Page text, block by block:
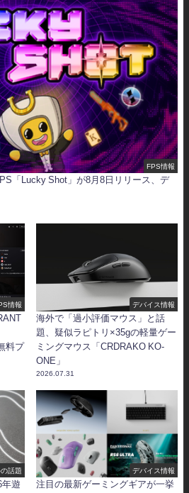
FPS情報
「Lucky Shot」が8月8日リリース、デ
情報
料プ
デバイス情報
海外で「過小評価マウス」と話
題、疑似ラピトリ×35gの軽量ゲー
ミングマウス「CRDRAKO KO-
ONE」
2026.07.31
話題
年遊
デバイス情報
注目の最新ゲーミングギアが一挙